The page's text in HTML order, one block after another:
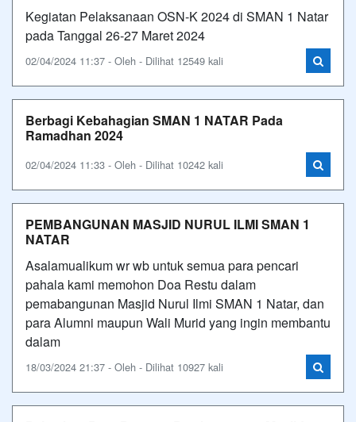
Kegiatan Pelaksanaan OSN-K 2024 di SMAN 1 Natar
pada Tanggal 26-27 Maret 2024
02/04/2024 11:37 - Oleh - Dilihat 12549 kali
Berbagi Kebahagian SMAN 1 NATAR Pada
Ramadhan 2024
02/04/2024 11:33 - Oleh - Dilihat 10242 kali
PEMBANGUNAN MASJID NURUL ILMI SMAN 1
NATAR
Asalamualikum wr wb untuk semua para pencari
pahala kami memohon Doa Restu dalam
pemabangunan Masjid Nurul Ilmi SMAN 1 Natar, dan
para Alumni maupun Wali Murid yang ingin membantu
dalam
18/03/2024 21:37 - Oleh - Dilihat 10927 kali